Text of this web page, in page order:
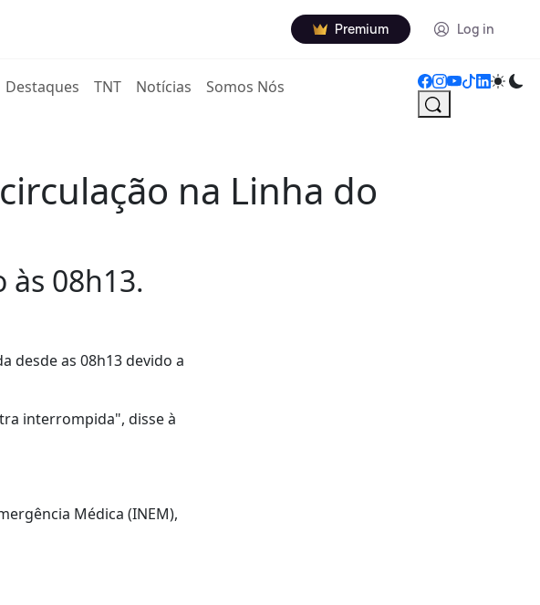
Premium Log in
Destaques TNT Notícias Somos Nós
na Linha do
08h13.
desde as 08h13 devido a
interrompida", disse à
Médica (INEM),